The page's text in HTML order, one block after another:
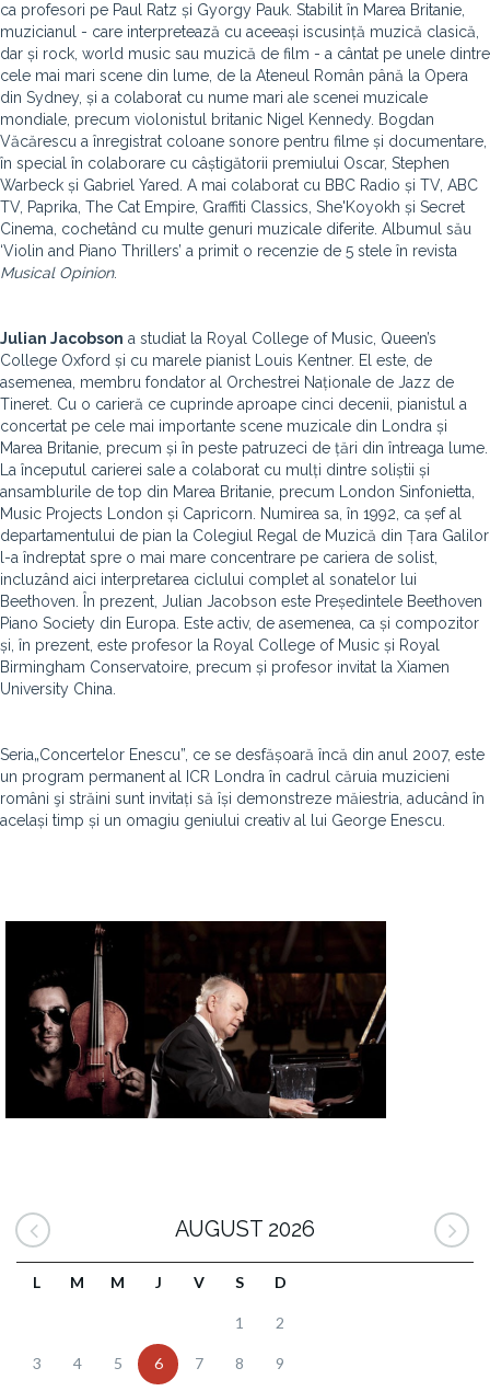
ca profesori pe Paul Ratz și Gyorgy Pauk. Stabilit în Marea Britanie,
muzicianul - care interpretează cu aceeași iscusință muzică clasică,
dar și rock, world music sau muzică de film - a cântat pe unele dintre
cele mai mari scene din lume, de la Ateneul Român până la Opera
din Sydney, și a colaborat cu nume mari ale scenei muzicale
mondiale, precum violonistul britanic Nigel Kennedy. Bogdan
Văcărescu a înregistrat coloane sonore pentru filme și documentare,
în special în colaborare cu câștigătorii premiului Oscar, Stephen
Warbeck și Gabriel Yared. A mai colaborat cu BBC Radio și TV, ABC
TV, Paprika, The Cat Empire, Graffiti Classics, She'Koyokh și Secret
Cinema, cochetând cu multe genuri muzicale diferite. Albumul său
‘Violin and Piano Thrillers’ a primit o recenzie de 5 stele în revista
Musical Opinion.
Julian Jacobson a studiat la Royal College of Music, Queen’s
College Oxford și cu marele pianist Louis Kentner. El este, de
asemenea, membru fondator al Orchestrei Naționale de Jazz de
Tineret. Cu o carieră ce cuprinde aproape cinci decenii, pianistul a
concertat pe cele mai importante scene muzicale din Londra și
Marea Britanie, precum și în peste patruzeci de țări din întreaga lume.
La începutul carierei sale a colaborat cu mulți dintre soliștii și
ansamblurile de top din Marea Britanie, precum London Sinfonietta,
Music Projects London și Capricorn. Numirea sa, în 1992, ca șef al
departamentului de pian la Colegiul Regal de Muzică din Țara Galilor
l-a îndreptat spre o mai mare concentrare pe cariera de solist,
incluzând aici interpretarea ciclului complet al sonatelor lui
Beethoven. În prezent, Julian Jacobson este Președintele Beethoven
Piano Society din Europa. Este activ, de asemenea, ca și compozitor
și, în prezent, este profesor la Royal College of Music și Royal
Birmingham Conservatoire, precum și profesor invitat la Xiamen
University China.
Seria„Concertelor Enescu”, ce se desfășoară încă din anul 2007, este
un program permanent al ICR Londra în cadrul căruia muzicieni
români şi străini sunt invitați să își demonstreze măiestria, aducând în
același timp și un omagiu geniului creativ al lui George Enescu.
AUGUST 2026
L M M J V S D
1 2
3 4 5 6 7 8 9